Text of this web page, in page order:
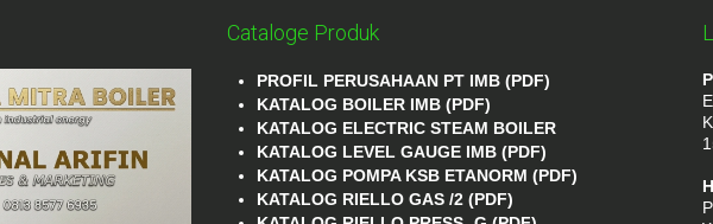
Cataloge Produk
PROFIL PERUSAHAAN PT IMB (PDF)
KATALOG BOILER IMB (PDF)
KATALOG ELECTRIC STEAM BOILER
KATALOG LEVEL GAUGE IMB (PDF)
KATALOG POMPA KSB ETANORM (PDF)
KATALOG RIELLO GAS /2 (PDF)